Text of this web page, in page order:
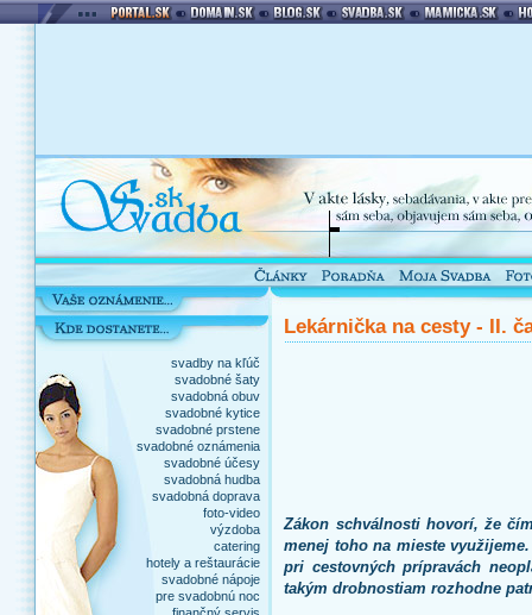
svadby na kľúč
svadobné šaty
svadobná obuv
svadobné kytice
svadobné prstene
svadobné oznámenia
svadobné účesy
svadobná hudba
svadobná doprava
foto-video
výzdoba
catering
hotely a reštaurácie
svadobné nápoje
pre svadobnú noc
Lekárnička na cesty - II.
Zákon schválnosti hovorí, že
menej toho na mieste
pri cestovných prípravách
takým drobnostiam rozhodne